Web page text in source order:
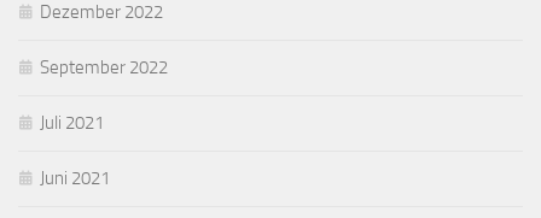
Dezember 2022
September 2022
Juli 2021
Juni 2021